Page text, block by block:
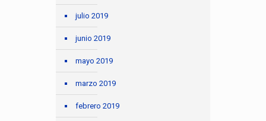
julio 2019
junio 2019
mayo 2019
marzo 2019
febrero 2019